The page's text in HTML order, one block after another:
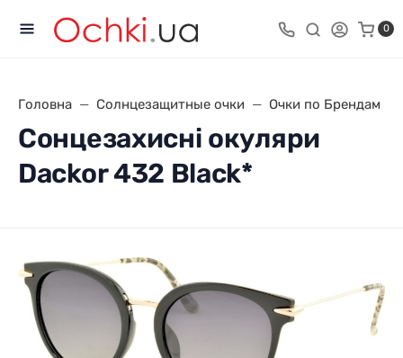
0
Головна Солнцезащитные очки Очки по Брендам
Сонцезахисні окуляри
Dackor 432 Black*